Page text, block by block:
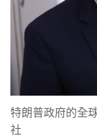
特朗普政府的全
社